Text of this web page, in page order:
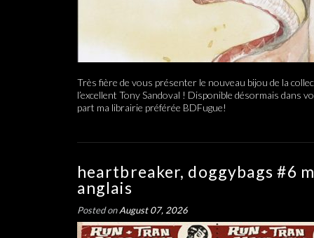
Très fière de vous présenter le nouveau bijou de la
l’excellent Tony Sandoval ! Disponible désormais dans
part ma librairie préférée BDFugue!
heartbreaker, doggybags #6
anglais
Posted onAugust 07, 2026